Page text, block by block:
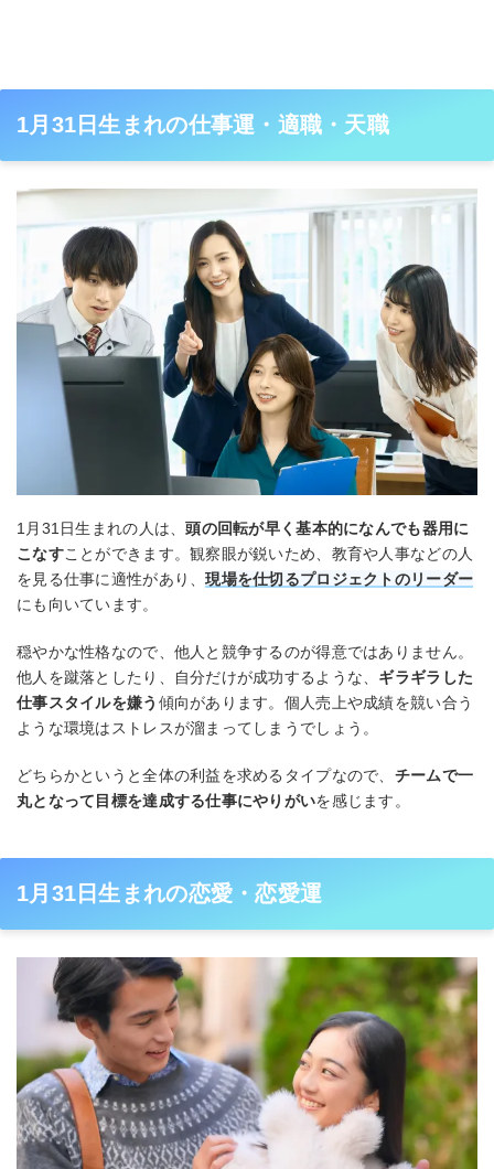
1月31日生まれの仕事運・適職・天職
1月31日生まれの人は、頭の回転が早く基本的になんでも器用に
こなすことができます。観察眼が鋭いため、教育や人事などの人
を見る仕事に適性があり、現場を仕切るプロジェクトのリーダー
にも向いています。
穏やかな性格なので、他人と競争するのが得意ではありません。
他人を蹴落としたり、自分だけが成功するような、 ギラギラした
仕事スタイルを嫌う 傾向があります。個人売上や成績を競い合う
ような環境はストレスが溜まってしまうでしょう。
どちらかというと全体の利益を求めるタイプなので、 チームで一
丸となって目標を達成する仕事にやりがいを感じます。
1月31日生まれの恋愛・恋愛運